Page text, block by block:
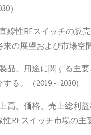
）
線性RFスイッチの販
の展望および市場空
品、用途に関する主
る。（2019～2030）
高、価格、売上総利
RFスイッチ市場の主